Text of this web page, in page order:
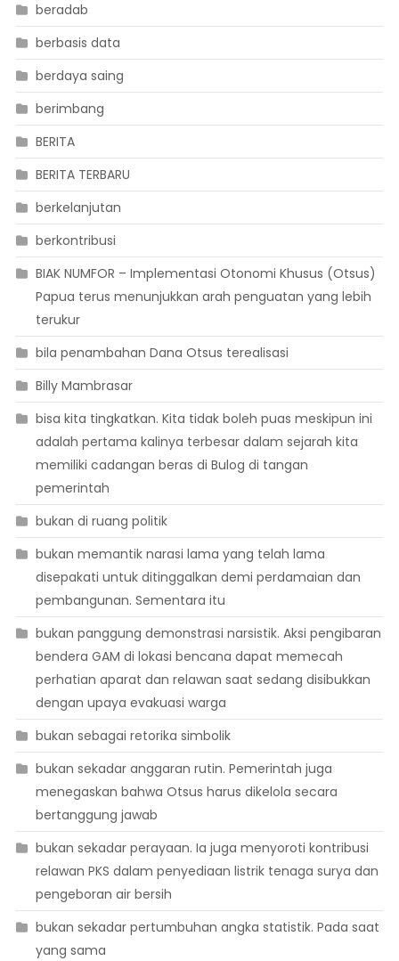
beradab
berbasis data
berdaya saing
berimbang
BERITA
BERITA TERBARU
berkelanjutan
berkontribusi
BIAK NUMFOR – Implementasi Otonomi Khusus (Otsus)
Papua terus menunjukkan arah penguatan yang lebih
terukur
bila penambahan Dana Otsus terealisasi
Billy Mambrasar
bisa kita tingkatkan. Kita tidak boleh puas meskipun ini
adalah pertama kalinya terbesar dalam sejarah kita
memiliki cadangan beras di Bulog di tangan
pemerintah
bukan di ruang politik
bukan memantik narasi lama yang telah lama
disepakati untuk ditinggalkan demi perdamaian dan
pembangunan. Sementara itu
bukan panggung demonstrasi narsistik. Aksi pengibaran
bendera GAM di lokasi bencana dapat memecah
perhatian aparat dan relawan saat sedang disibukkan
dengan upaya evakuasi warga
bukan sebagai retorika simbolik
bukan sekadar anggaran rutin. Pemerintah juga
menegaskan bahwa Otsus harus dikelola secara
bertanggung jawab
bukan sekadar perayaan. Ia juga menyoroti kontribusi
relawan PKS dalam penyediaan listrik tenaga surya dan
pengeboran air bersih
bukan sekadar pertumbuhan angka statistik. Pada saat
yang sama